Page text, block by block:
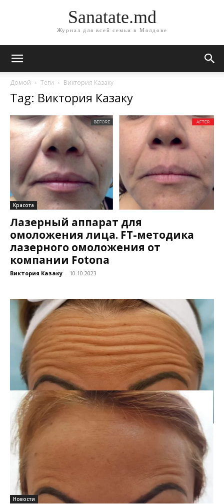
Sanatate.md
Журнал для всей семьи в Молдове
Домой Теги Виктория Казаку
Tag: Виктория Казаку
Красота
Лазерный аппарат для
омоложения лица. FT-методика
лазерного омоложения от
компании Fotona
Виктория Казаку - 10.10.2023
Новости